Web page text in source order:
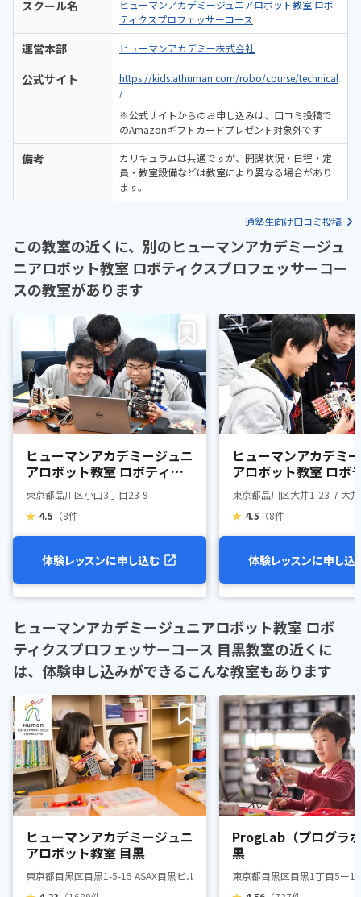
スクール名
ヒューマンアカデミージュニアロボット教室 ロボ
ティクスプロフェッサーコース
運営本部 ヒューマンアカデミー株式会社
公式サイト
https://kids.athuman.com/robo/course/technical
/
※公式サイトからのお申し込みは、口コミ投稿で
のAmazonギフトカードプレゼント対象外です
備考
カリキュラムは共通ですが、開講状況・日程・定
員・教室設備などは教室により異なる場合があり
ます。
通塾生向け口コミ投稿
この教室の近くに、別のヒューマンアカデミージュ
ニアロボット教室 ロボティクスプロフェッサーコー
スの教室があります
ヒューマンアカデミージュニ
アロボット教室 ロボティク
スプロフェッサーコース 武
蔵小山
東京都品川区小山3丁目23-9
★ 4.5 （8件
体験レッスンに申し込む
ヒューマンアカデミ
アロボット教室 ロボ
スプロフェッサーコ
井町駅前教室
東京都品川区大井1-23-7 大
★ 4.5 （8件
体験レッスンに申し込
ヒューマンアカデミージュニアロボット教室 ロボ
ティクスプロフェッサーコース 目黒教室の近くに
は、体験申し込みができるこんな教室もあります
ヒューマンアカデミージュニ
アロボット教室 目黒
東京都目黒区目黒1-5-15 ASAX目黒ビル4F
ProgLab（プログラ
黒
東京都目黒区目黒1丁目5ー